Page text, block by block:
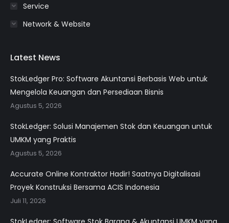
Service
Network & Website
Latest News
StokLedger Pro: Software Akuntansi Berbasis Web untuk
Mengelola Keuangan dan Persediaan Bisnis
Agustus 5, 2026
StokLedger: Solusi Manajemen Stok dan Keuangan untuk
UMKM yang Praktis
Agustus 5, 2026
Accurate Online Kontraktor Hadir! Saatnya Digitalisasi
Proyek Konstruksi Bersama ACIS Indonesia
Juli 11, 2026